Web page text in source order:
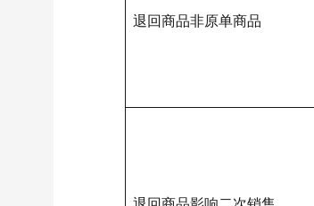
退回商品非原单商品